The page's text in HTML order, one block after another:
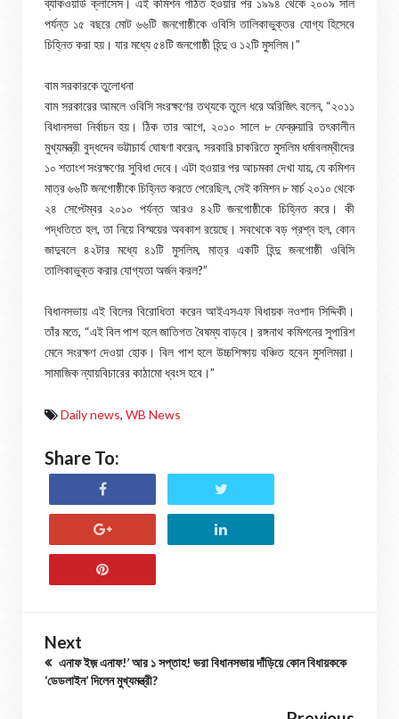
পর্যন্ত ১৫ বছরে মোট ৬৬টি জনগোষ্ঠীকে ওবিসি তালিকাভুক্তর যোগ্য হিসেবে
চিহ্নিত করা হয়। যার মধ্যে ৫৪টি জনগোষ্ঠী হিন্দু ও ১২টি মুসলিম।”
বাম সরকারকে তুলোধনা
বাম সরকারের আমলে ওবিসি সংরক্ষণের তথ্যকে তুলে ধরে অরিজিৎ বলেন, “২০১১
বিধানসভা নির্বাচন হয়। ঠিক তার আগে, ২০১০ সালে ৮ ফেব্রুয়ারি তৎকালীন
মুখ্যমন্ত্রী বুদ্ধদেব ভট্টাচার্য ঘোষণা করেন, সরকারি চাকরিতে মুসলিম ধর্মাবলম্বীদের
১০ শতাংশ সংরক্ষণের সুবিধা দেবে। এটা হওয়ার পর আচমকা দেখা যায়, যে কমিশন
মাত্র ৬৬টি জনগোষ্ঠীকে চিহ্নিত করতে পেরেছিল, সেই কমিশন ৮ মার্চ ২০১০ থেকে
২৪ সেপ্টেম্বর ২০১০ পর্যন্ত আরও ৪২টি জনগোষ্ঠীকে চিহ্নিত করে। কী
পদ্ধতিতে হল, তা নিয়ে বিস্ময়ের অবকাশ রয়েছে। সবথেকে বড় প্রশ্ন হল, কোন
জাদুবলে ৪২টার মধ্যে ৪১টি মুসলিম, মাত্র একটি হিন্দু জনগোষ্ঠী ওবিসি
তালিকাভুক্ত করার যোগ্যতা অর্জন করল?”
বিধানসভায় এই বিলের বিরোধিতা করেন আইএসএফ বিধায়ক নওশাদ সিদ্দিকী।
তাঁর মতে, “এই বিল পাশ হলে জাতিগত বৈষম্য বাড়বে। রঙ্গনাথ কমিশনের সুপারিশ
মেনে সংরক্ষণ দেওয়া হোক। বিল পাশ হলে উচ্চশিক্ষায় বঞ্চিত হবেন মুসলিমরা।
সামাজিক ন্যায়বিচারের কাঠামো ধ্বংস হবে।”
Daily news, WB News
Share To:
Next
এনাফ ইজ় এনাফ!’ আর ১ সপ্তাহ! ভরা বিধানসভায় দাঁড়িয়ে কোন বিধায়ককে
‘ডেডলাইন’ দিলেন মুখ্যমন্ত্রী?